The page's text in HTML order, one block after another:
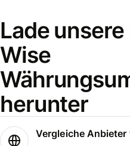
Lade
Wise
herunter
Vergleiche